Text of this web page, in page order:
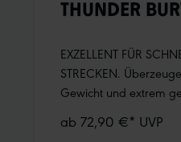
THUNDER
EXZELLENT FÜR
STRECKEN.
Gewicht und extrem
kleine und flache
ab 72,90 €* UVP